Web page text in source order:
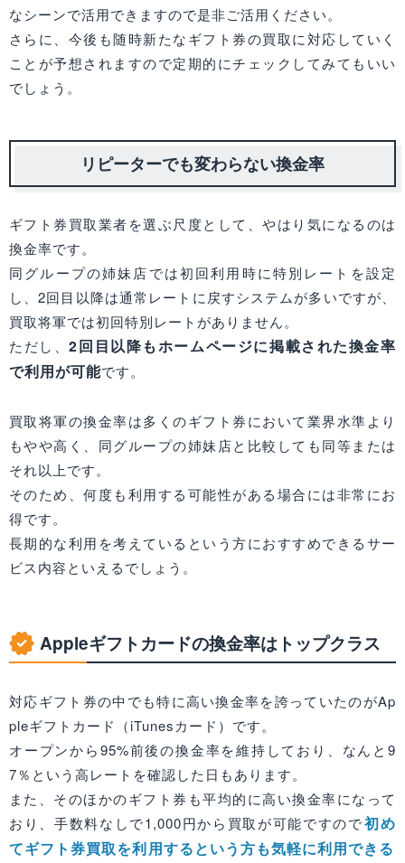
なシーンで活用できますので是非ご活用ください。
さらに、今後も随時新たなギフト券の買取に対応していく
ことが予想されますので定期的にチェックしてみてもいい
でしょう。
リピーターでも変わらない換金率
ギフト券買取業者を選ぶ尺度として、やはり気になるのは
換金率です。
同グループの姉妹店では初回利用時に特別レートを設定
し、2回目以降は通常レートに戻すシステムが多いですが、
買取将軍では初回特別レートがありません。
ただし、2回目以降もホームページに掲載された換金率
で利用が可能です。
買取将軍の換金率は多くのギフト券において業界水準より
もやや高く、同グループの姉妹店と比較しても同等または
それ以上です。
そのため、何度も利用する可能性がある場合には非常にお
得です。
長期的な利用を考えているという方におすすめできるサー
ビス内容といえるでしょう。
Appleギフトカードの換金率はトップクラス
対応ギフト券の中でも特に高い換金率を誇っていたのがAp
pleギフトカード（iTunesカード）です。
オープンから95%前後の換金率を維持しており、なんと9
7％という高レートを確認した日もあります。
また、そのほかのギフト券も平均的に高い換金率になって
おり、手数料なしで1,000円から買取が可能ですので初め
てギフト券買取を利用するという方も気軽に利用できる